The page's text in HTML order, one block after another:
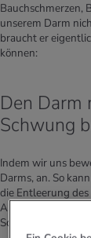
Bauchschmerzen,
unserem Darm
braucht er
können:
Den Darm
Schwung
Indem wir uns
Darms, an. So
die Entleerung
Aktivitäten mit
Schwimmen oder